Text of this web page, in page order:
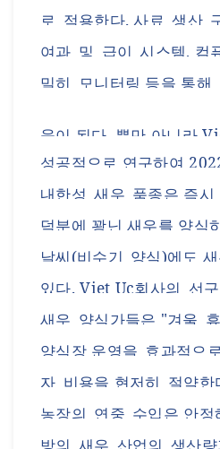
로 적용한다.사료 생산
여과 및 급이 시스템, 컴
밀히 모니터링 등을 통해
움이 된다 . 뿐만 아니라
성공적으로 연구하여
내한성 새우 품종은 즉시
덕분에 꽝닌 새우를 양식
날씨(비수기 양식)에도
있다.Viet Uc회사의 선
새우 양식가들은 "겨울
양식장 운영을 효과적으
자 비용을 현저히 절약한
농장의 연중 수입은 안
방의 새우 산업의 생산